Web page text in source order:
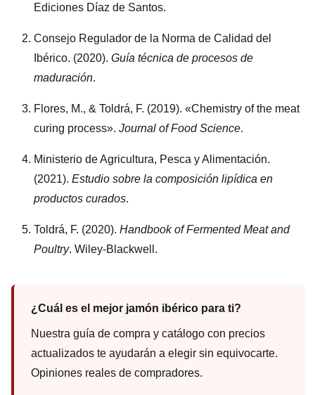
Ediciones Díaz de Santos.
Consejo Regulador de la Norma de Calidad del
Ibérico. (2020). Guía técnica de procesos de
maduración.
Flores, M., & Toldrá, F. (2019). «Chemistry of the meat
curing process». Journal of Food Science.
Ministerio de Agricultura, Pesca y Alimentación.
(2021). Estudio sobre la composición lipídica en
productos curados.
Toldrá, F. (2020). Handbook of Fermented Meat and
Poultry. Wiley-Blackwell.
¿Cuál es el mejor jamón ibérico para ti?
Nuestra guía de compra y catálogo con precios
actualizados te ayudarán a elegir sin equivocarte.
Opiniones reales de compradores.